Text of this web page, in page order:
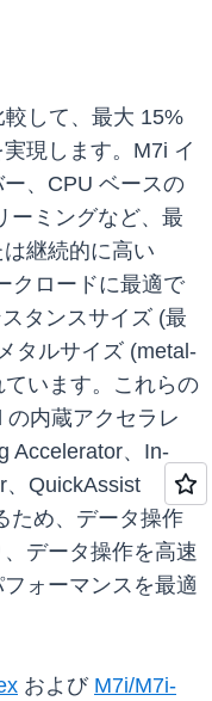
して、最大 15%
現します。M7i イ
、CPU ベースの
ーミングなど、最
継続的に高い
クロードに最適で
タンスサイズ (最
タルサイズ (metal-
います。これらの
内蔵アクセラレ
Accelerator、In-
、QuickAssist
ため、データ操作
データ操作を高速
ォーマンスを最適
および M7i/M7i-